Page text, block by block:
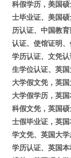
科假学历，美国
士毕业证、美国
历认证、中国教
认证、使馆证明、
学历认证、文凭
生学位认证、英
大学假文凭，英
大学假学历，英
科假文凭，英国
士假毕业证，英
学文凭、英国大
学历认证、英国